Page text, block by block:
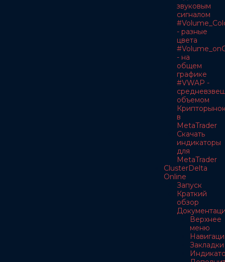
звуковым
сигналом
- разные
цвета
- на
общем
графике
#VWAP -
объемом
в
MetaTrader
Скачать
индикаторы
для
MetaTrader
ClusterDelta
Online
Запуск
Краткий
обзор
Верхнее
меню
Закладки